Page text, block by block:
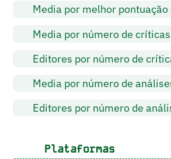
Media por melhor pontuação
Media por número de críticas
Editores por número de
Media por número de
Editores por número de
Plataformas